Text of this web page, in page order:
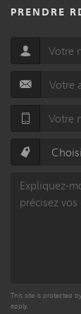
PRENDRE
This site is protected
apply.